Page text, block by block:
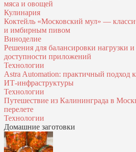
мяса и овощей
Кулинария
Коктейль «Московский мул» —
и имбирным пивом
Виноделие
Решения для балансировки нагрузки
доступности приложений
Технологии
Astra Automation: практичный подход
ИТ‑инфраструктуры
Технологии
Путешествие из Калининграда в
перелете
Технологии
Домашние заготовки